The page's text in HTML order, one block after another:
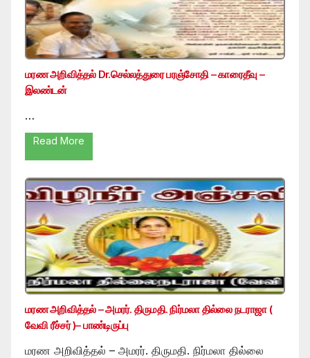
மரண அறிவித்தல் Dr.செல்லத்துரை பரஞ்சோதி – காரைதீவு –
இலண்டன்
…
Read More
மரண அறிவித்தல் – அமரர். திருமதி. நிர்மலா தில்லை நடராஜா (
வேவி ரீச்சர் )– பாண்டிருப்பு
மரண அறிவித்தல் – அமரர். திருமதி. நிர்மலா தில்லை